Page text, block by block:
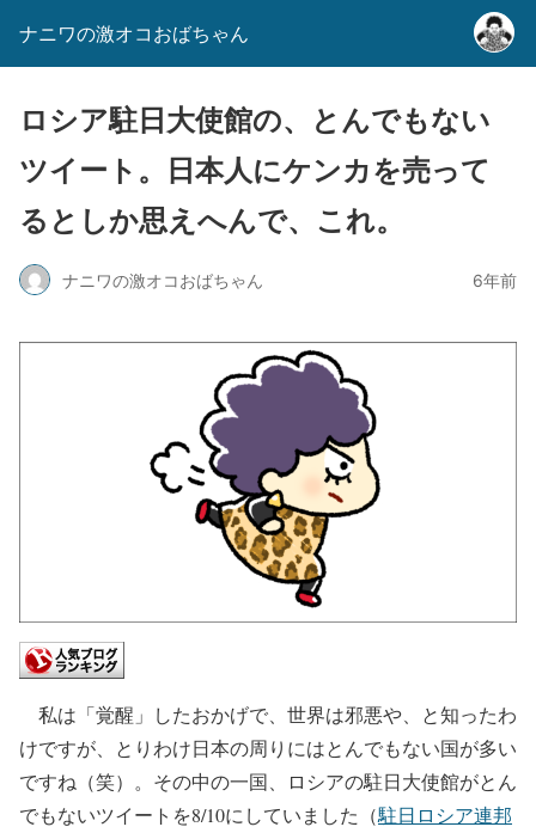
ナニワの激オコおばちゃん
ロシア駐日大使館の、とんでもない
ツイート。日本人にケンカを売って
るとしか思えへんで、これ。
ナニワの激オコおばちゃん 6年前
私は「覚醒」したおかげで、世界は邪悪や、と知ったわ
けですが、とりわけ日本の周りにはとんでもない国が多い
ですね（笑）。その中の一国、ロシアの駐日大使館がとん
でもないツイートを8/10にしていました（駐日ロシア連邦